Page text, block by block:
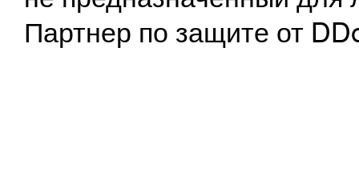
Партнер по защите от